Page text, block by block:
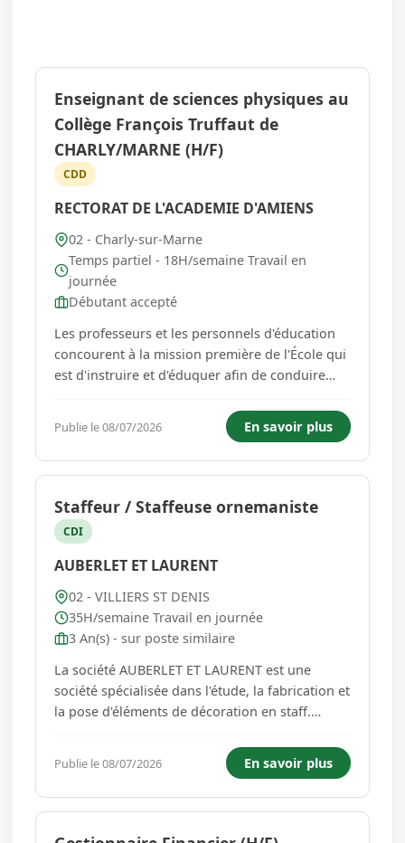
Enseignant de sciences physiques au
Collège François Truffaut de
CHARLY/MARNE (H/F)
CDD
RECTORAT DE L'ACADEMIE D'AMIENS
02 - Charly-sur-Marne
Temps partiel - 18H/semaine Travail en
journée
Débutant accepté
Les professeurs et les personnels d'éducation
concourent à la mission première de l'École qui
est d'instruire et d'éduquer afin de conduire
préparent les élèves à l'exercice d'une
citoyenneté pleine et entière. Ils transmettent et
font...
Publie le 08/07/2026 En savoir plus
Staffeur / Staffeuse ornemaniste
CDI
AUBERLET ET LAURENT
02 - VILLIERS ST DENIS
35H/semaine Travail en journée
3 An(s) - sur poste similaire
La société AUBERLET ET LAURENT est une
société spécialisée dans l'étude, la fabrication et
la pose d'éléments de décoration en staff.
Nous recherchons un Staffeur ornemaniste H/F
pour notre établissement de Villiers Saint Denis
(02). DESCRIP...
Publie le 08/07/2026 En savoir plus